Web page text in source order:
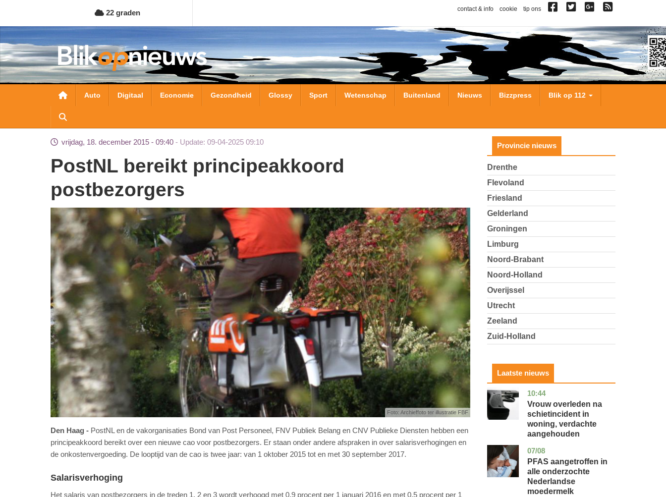
naar
de
inhoud
gaan
22 graden contact & info cookie tip ons
Hoofdnavigatie
Auto Digitaal Economie Gezondheid Glossy Sport Wetenschap Buitenland Nieuws Bizzpress Blik op 112
vrijdag, 18. december 2015 - 09:40 Update: 09-04-2025 09:10
PostNL bereikt principeakkoord
postbezorgers
Foto: Archieffoto ter illustratie FBF
Den Haag
PostNL en de vakorganisaties Bond van Post Personeel, FNV Publiek Belang en CNV Publieke Diensten hebben een
principeakkoord bereikt over een nieuwe cao voor postbezorgers. Er staan onder andere afspraken in over salarisverhogingen en
de onkostenvergoeding. De looptijd van de cao is twee jaar: van 1 oktober 2015 tot en met 30 september 2017.
Salarisverhoging
Het salaris van postbezorgers in de treden 1, 2 en 3 wordt verhoogd met 0,9 procent per 1 januari 2016 en met 0,5 procent per 1
Provincie nieuws
Drenthe
Flevoland
Friesland
Gelderland
Groningen
Limburg
Noord-Brabant
Noord-Holland
Overijssel
Utrecht
Zeeland
Zuid-Holland
Laatste nieuws
10:44
zuid-
holland
nieuws
Vrouw overleden na
schietincident in
woning, verdachte
aangehouden
07/08
utrecht
gezondheid
PFAS aangetroffen in
alle onderzochte
Nederlandse
moedermelk